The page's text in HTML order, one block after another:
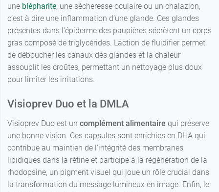
une blépharite, une sécheresse oculaire ou un chalazion,
c’est à dire une inflammation d’une glande. Ces glandes
présentes dans l'épiderme des paupières sécrètent un corps
gras composé de triglycérides. L'action de fluidifier permet
de déboucher les canaux des glandes et la chaleur
assouplit les croûtes, permettant un nettoyage plus doux
pour limiter les irritations.
Visioprev Duo et la DMLA
Visioprev Duo est un complément alimentaire qui préserve
une bonne vision. Ces capsules sont enrichies en DHA qui
contribue au maintien de l'intégrité des membranes
lipidiques dans la rétine et participe à la régénération de la
rhodopsine, un pigment visuel qui joue un rôle crucial dans
la transformation du message lumineux en image. Enfin, le